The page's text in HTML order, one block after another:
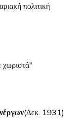
πολιτική
(Δεκ. 1931)